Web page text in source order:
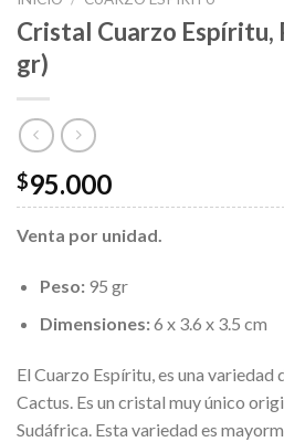
Cristal Cuarzo Espíritu,
gr)
$95.000
Venta por unidad.
Peso: 95 gr
Dimensiones:6 x 3.6 x 3.5 cm
El Cuarzo Espíritu, es una variedad
Cactus. Es un cristal muy único
Sudáfrica. Esta variedad es